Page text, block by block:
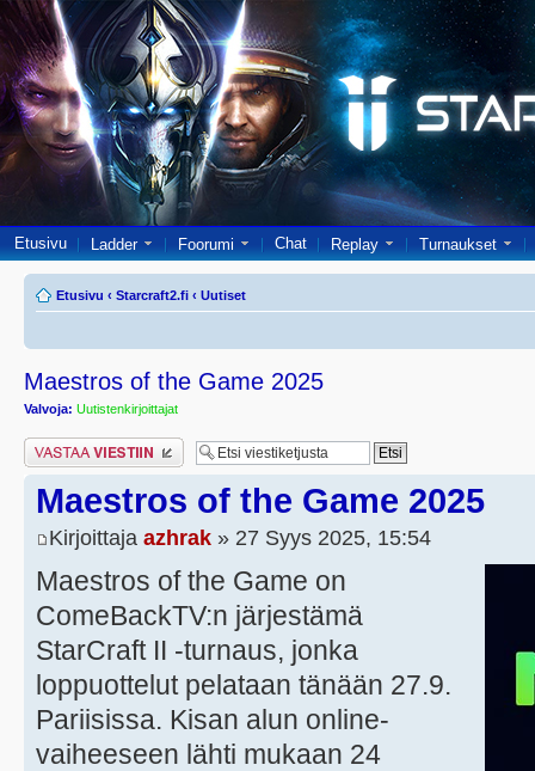
Etusivu Ladder Foorumi Chat Replay Turnaukset
Etusivu ‹ Starcraft2.fi ‹ Uutiset
Maestros of the Game 2025
Valvoja: Uutistenkirjoittajat
Lähetä vastaus
Maestros of the Game 2025
Kirjoittaja azhrak » 27 Syys 2025, 15:54
Maestros of the Game on
ComeBackTV:n järjestämä
StarCraft II -turnaus, jonka
loppuottelut pelataan tänään 27.9.
Pariisissa. Kisan alun online-
vaiheeseen lähti mukaan 24